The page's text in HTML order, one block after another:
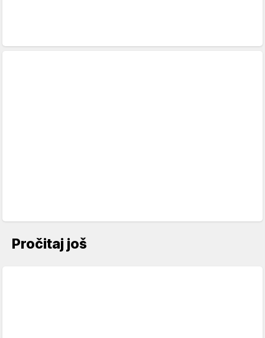
Pročitaj još